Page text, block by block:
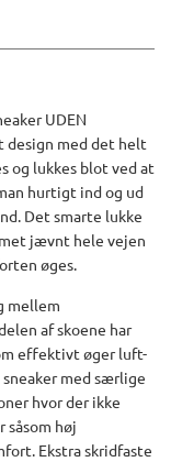
UDEN
design med det helt
og lukkes blot ved at
hurtigt ind og ud
Det smarte lukke
jævnt hele vejen
øges.
mellem
af skoene har
effektivt øger luft-
med særlige
hvor der ikke
såsom høj
Ekstra skridfaste